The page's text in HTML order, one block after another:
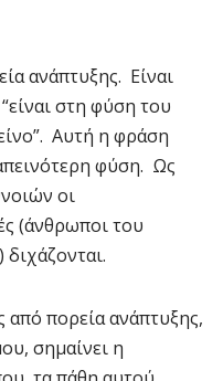
ανάπτυξης. Είναι
στη φύση του
Αυτή η φράση
φύση. Ως
οι
(άνθρωποι του
από πορεία ανάπτυξης,
σημαίνει η